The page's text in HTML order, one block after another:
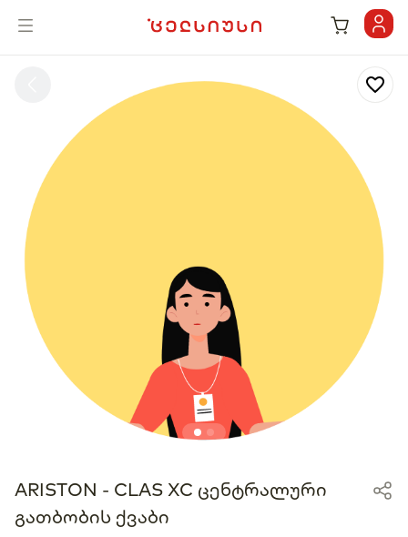
ARISTON - CLAS XC ცენტრალური
გათბობის ქვაბი
ARISTON - CLAS XC ცენტრალური გათბობის ქვაბი |